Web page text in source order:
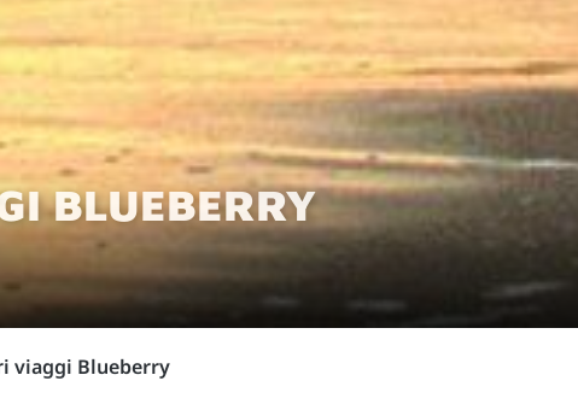
BLUEBERRY
viaggi Blueberry